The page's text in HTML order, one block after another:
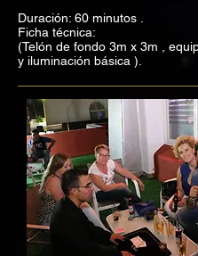
Duración: 60 minutos .
Ficha técnica:
(Telón de fondo 3m x 3m ,
y iluminación básica ).